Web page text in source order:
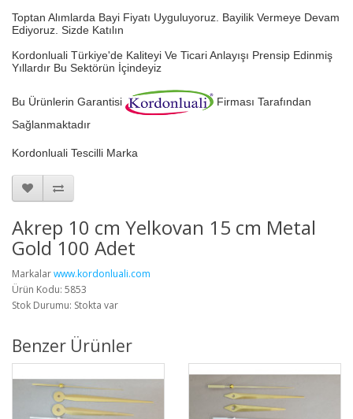
Toptan Alımlarda Bayi Fiyatı Uyguluyoruz. Bayilik Vermeye Devam
Ediyoruz. Sizde Katılın
Kordonluali Türkiye'de Kaliteyi Ve Ticari Anlayışı Prensip Edinmiş
Yıllardır Bu Sektörün İçindeyiz
Bu Ürünlerin Garantisi
Firması Tarafından
Sağlanmaktadır
Kordonluali Tescilli Marka
Akrep 10 cm Yelkovan 15 cm Metal
Gold 100 Adet
Markalarwww.kordonluali.com
Ürün Kodu: 5853
Stok Durumu: Stokta var
Benzer Ürünler